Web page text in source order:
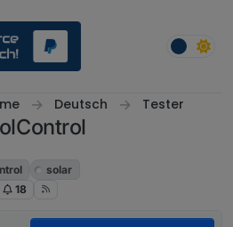
Deutsch Tester
solar
18